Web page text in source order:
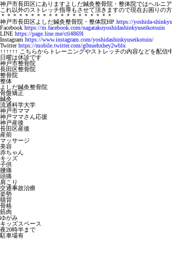
神戸市長田区にありますよしだ鍼灸整骨院・整体院ではヘルニ
これ以外のストレッチ指導もさせて頂きますので現在お困りの
＊＊＊＊＊＊＊＊＊＊＊＊＊＊＊＊＊＊＊
神戸市長田区よしだ鍼灸整骨院・整体院HP https://yoshida-
Facebook https://m.facebook.com/nagatakuyoshidashinkyuseikotsuin
LINE https://page.line.me/ctl4869l
Instagram https://www.instagram.com/yoshidashinkyuseikotuin/
Twitterhttps://mobile.twitter.com/g0nuehxhey2wblx
↑↑↑↑↑↑ こちらからトレーニングやストレッチの内容などを配
日曜は休診です
神戸市整骨院
長田区整骨院
整骨院
整体
よしだ鍼灸整骨院
骨盤矯正
鍼灸
流通科学大学
神戸市ママ
神戸ママさん応援
神戸産後
長田区産後
産前
マッサージ
美容
赤ちゃん
キッズ
子供
腰痛
頭痛
肩こり
交通事故治療
姿勢
猫背
骨格
筋肉
ゆがみ
キッズスペース
夜20時半まで
駐車場有